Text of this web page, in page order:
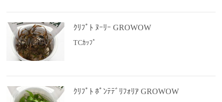
ｸﾘﾌﾟﾄ ﾇｰﾘｰ GROWOW
TCｶｯﾌﾟ
ｸﾘﾌﾟﾄ ﾎﾟﾝﾃﾃﾞﾘﾌｫﾘｱ GROWOW